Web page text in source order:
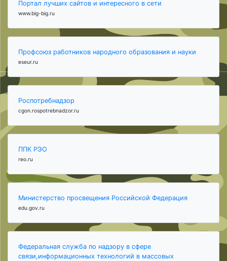
Портал лучших сайтов и интересного в сети
www.big-big.ru
Профсоюз работников народного образования и науки
eseur.ru
Роспотребнадзор
cgon.rospotrebnadzor.ru
ППК РЭО
reo.ru
Министерство просвещения Российской Федерация
edu.gov.ru
Федеральная служба по надзору в сфере
связи,информационных технологий в массовых